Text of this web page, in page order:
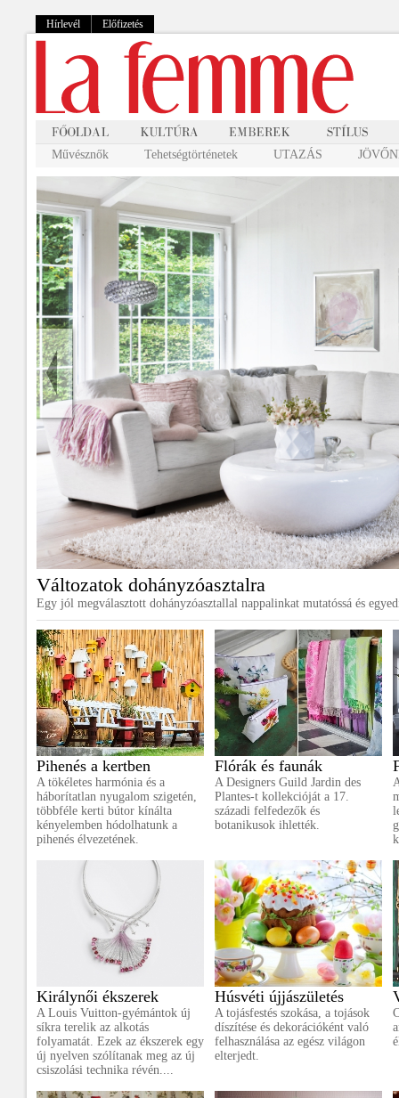
Hírlevél Előfizetés
Művésznők Tehetségtörténetek UTAZÁS
Változatok dohányzóasztalra
Egy jól megválasztott dohányzóasztallal nappalinkat mutatóssá és
Pihenés a kertben
A tökéletes harmónia és a
háborítatlan nyugalom szigetén,
többféle kerti bútor kínálta
kényelemben hódolhatunk a
pihenés élvezetének.
Flórák és faunák
A Designers Guild Jardin des
Plantes-t kollekcióját a 17.
századi felfedezők és
botanikusok ihlették.
Királynői ékszerek
A Louis Vuitton-gyémántok új
síkra terelik az alkotás
folyamatát. Ezek az ékszerek egy
új nyelven szólítanak meg az új
csiszolási technika révén....
Húsvéti újjászületés
A tojásfestés szokása, a tojások
díszítése és dekorációként való
felhasználása az egész világon
elterjedt.